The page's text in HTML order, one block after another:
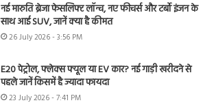
नई मारुति ब्रेजा फेसलिफ्ट लॉन्च, नए फीचर्स और टर्बो इंजन के
साथ आई SUV, जानें क्या है कीमत
26 July 2026 - 3:56 PM
E20 पेट्रोल, फ्लेक्स फ्यूल या EV कार? नई गाड़ी खरीदने से
पहले जानें किसमें है ज्यादा फायदा
23 July 2026 - 7:41 PM